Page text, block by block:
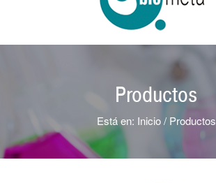
Productos
Está en: Inicio Productos